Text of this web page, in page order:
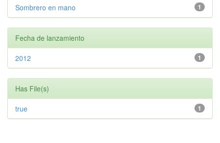
1
Sombrero en mano
Fecha de lanzamiento
1
2012
Has File(s)
1
true